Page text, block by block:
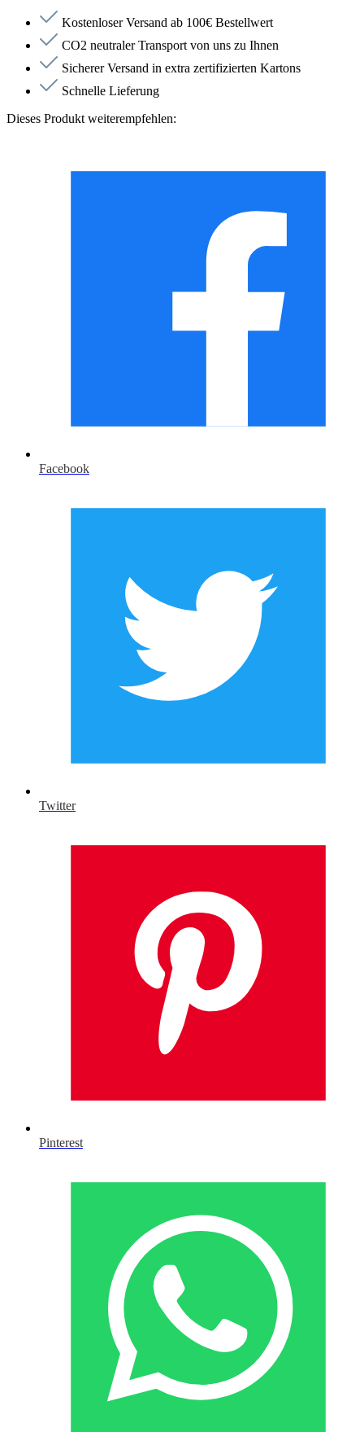
Kostenloser Versand ab 100€ Bestellwert
CO2 neutraler Transport von uns zu Ihnen
Sicherer Versand in extra zertifizierten Kartons
Schnelle Lieferung
Dieses Produkt weiterempfehlen:
Facebook
Twitter
Pinterest